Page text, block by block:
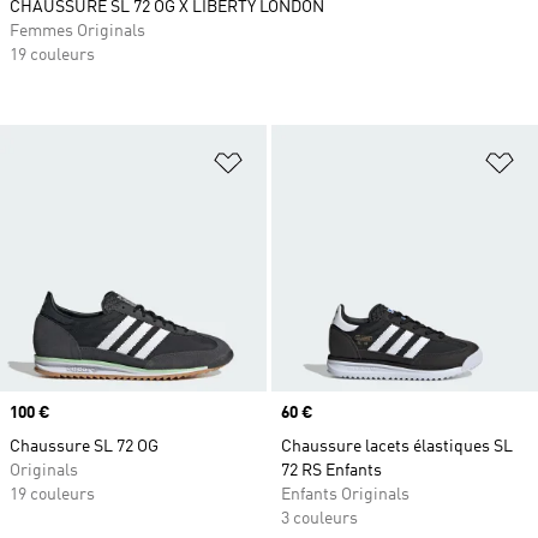
Ajouter à la Liste de produits
Prix
100 €
Chaussure SL 72 OG
Originals
19 couleurs
Prix
60 €
Chaussure lacets élastiques SL
72 RS Enfants
Enfants Originals
3 couleurs
CHAUSSURE SL 72 OG X LIBERTY LONDON
Femmes Originals
19 couleurs